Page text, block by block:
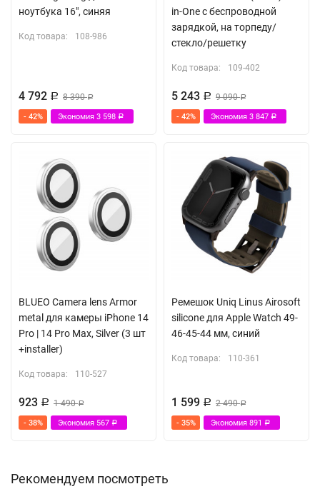
ноутбука 16", синяя
Код товара: 108-986
4 792 Р 8 390Р
- 42% Экономия 3 598 Р
in-One с беспроводной
зарядкой, на торпеду/
стекло/решетку
Код товара: 109-402
5 243 Р 9 090Р
- 42% Экономия 3 847 Р
BLUEO Camera lens Armor
metal для камеры iPhone 14
Pro | 14 Pro Max, Silver (3 шт
+installer)
Код товара: 110-527
923 Р 1 490Р
- 38% Экономия 567 Р
Ремешок Uniq Linus Airosoft
silicone для Apple Watch 49-
46-45-44 мм, синий
Код товара: 110-361
1 599 Р 2 490Р
- 35% Экономия 891 Р
Рекомендуем посмотреть